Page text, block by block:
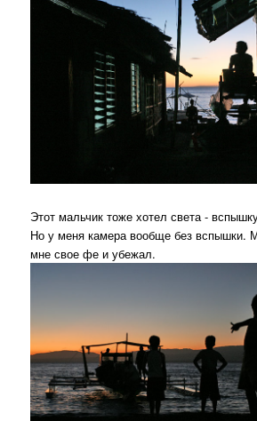
Этот мальчик тоже хотел света -
Но у меня камера вообще без вспышки.
мне свое фе и убежал.